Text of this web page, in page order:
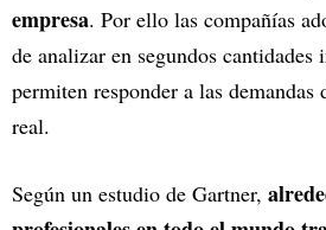
empresa. Por ello las compañías
de analizar en segundos cantidades
permiten responder a las
real.
Según un estudio de Gartner,